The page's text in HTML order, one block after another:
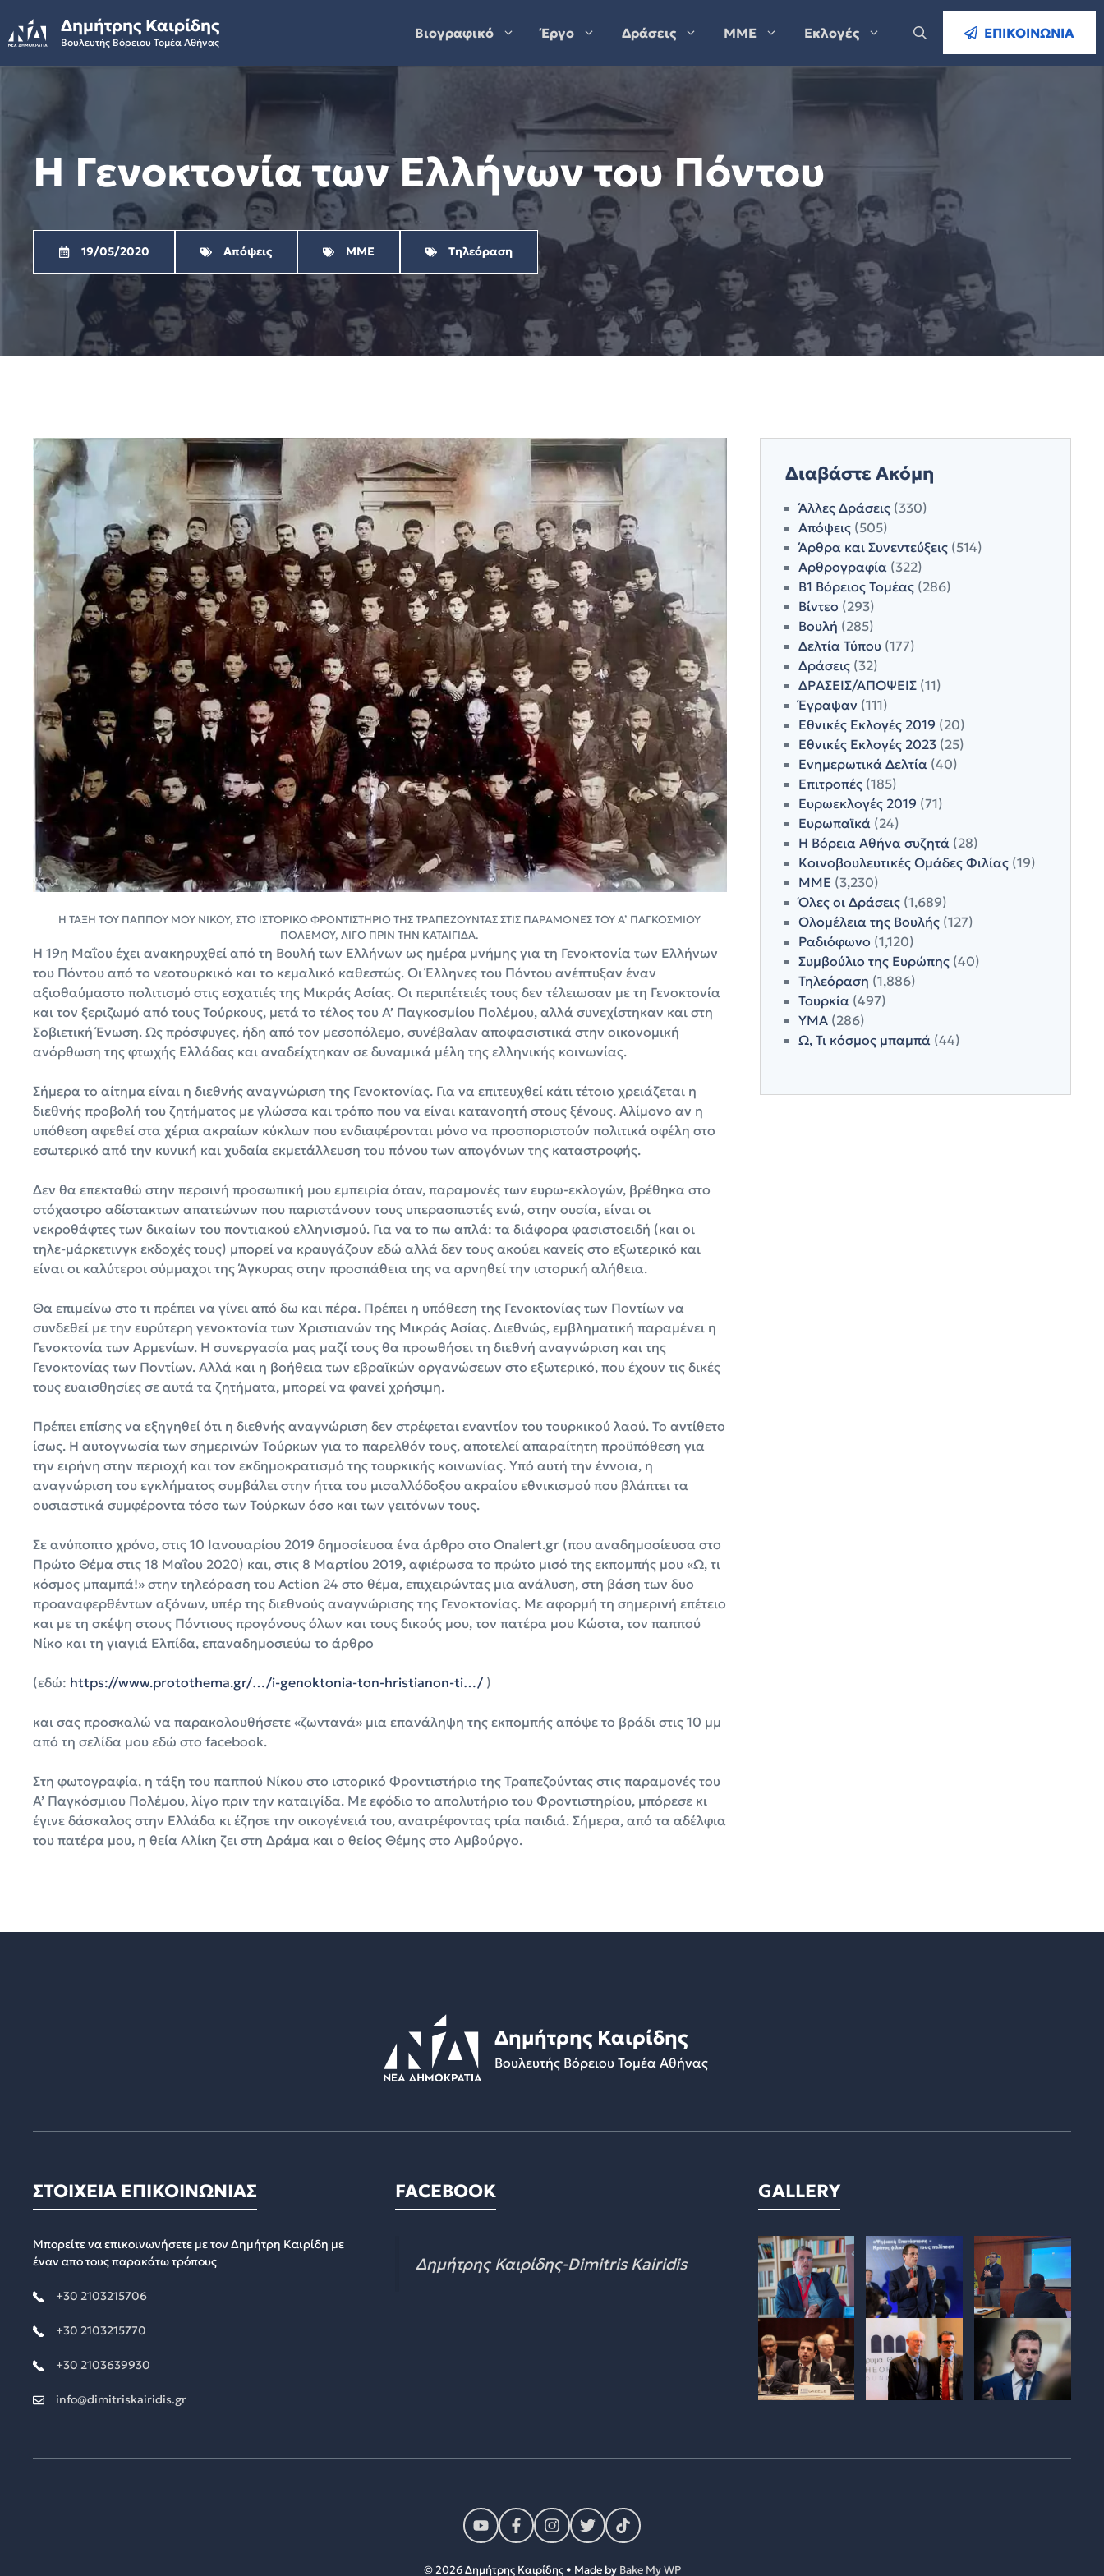
to
content
Δημήτρης Καιρίδης
Βουλευτής Βόρειου Τομέα Αθήνας
Βιογραφικό Έργο Δράσεις ΜΜΕ Εκλογές ΕΠΙΚΟΙΝΩΝΙΑ
Η Γενοκτονία των Ελλήνων του Πόντου
19/05/2020 Απόψεις ΜΜΕ Τηλεόραση
Η ΤΑΞΗ ΤΟΥ ΠΑΠΠΟΥ ΜΟΥ ΝΙΚΟΥ, ΣΤΟ ΙΣΤΟΡΙΚΟ ΦΡΟΝΤΙΣΤΗΡΙΟ ΤΗΣ ΤΡΑΠΕΖΟΥΝΤΑΣ ΣΤΙΣ ΠΑΡΑΜΟΝΕΣ ΤΟΥ Α’ ΠΑΓΚΟΣΜΙΟΥ
ΠΟΛΕΜΟΥ, ΛΙΓΟ ΠΡΙΝ ΤΗΝ ΚΑΤΑΙΓΙΔΑ.
Η 19η Μαΐου έχει ανακηρυχθεί από τη Βουλή των Ελλήνων ως ημέρα μνήμης για τη Γενοκτονία των Ελλήνων
του Πόντου από το νεοτουρκικό και το κεμαλικό καθεστώς. Οι Έλληνες του Πόντου ανέπτυξαν έναν
αξιοθαύμαστο πολιτισμό στις εσχατιές της Μικράς Ασίας. Οι περιπέτειές τους δεν τέλειωσαν με τη Γενοκτονία
και τον ξεριζωμό από τους Τούρκους, μετά το τέλος του Α’ Παγκοσμίου Πολέμου, αλλά συνεχίστηκαν και στη
Σοβιετική Ένωση. Ως πρόσφυγες, ήδη από τον μεσοπόλεμο, συνέβαλαν αποφασιστικά στην οικονομική
ανόρθωση της φτωχής Ελλάδας και αναδείχτηκαν σε δυναμικά μέλη της ελληνικής κοινωνίας.
Σήμερα το αίτημα είναι η διεθνής αναγνώριση της Γενοκτονίας. Για να επιτευχθεί κάτι τέτοιο χρειάζεται η
διεθνής προβολή του ζητήματος με γλώσσα και τρόπο που να είναι κατανοητή στους ξένους. Αλίμονο αν η
υπόθεση αφεθεί στα χέρια ακραίων κύκλων που ενδιαφέρονται μόνο να προσποριστούν πολιτικά οφέλη στο
εσωτερικό από την κυνική και χυδαία εκμετάλλευση του πόνου των απογόνων της καταστροφής.
Δεν θα επεκταθώ στην περσινή προσωπική μου εμπειρία όταν, παραμονές των ευρω-εκλογών, βρέθηκα στο
στόχαστρο αδίστακτων απατεώνων που παριστάνουν τους υπερασπιστές ενώ, στην ουσία, είναι οι
νεκροθάφτες των δικαίων του ποντιακού ελληνισμού. Για να το πω απλά: τα διάφορα φασιστοειδή (και οι
τηλε-μάρκετινγκ εκδοχές τους) μπορεί να κραυγάζουν εδώ αλλά δεν τους ακούει κανείς στο εξωτερικό και
είναι οι καλύτεροι σύμμαχοι της Άγκυρας στην προσπάθεια της να αρνηθεί την ιστορική αλήθεια.
Θα επιμείνω στο τι πρέπει να γίνει από δω και πέρα. Πρέπει η υπόθεση της Γενοκτονίας των Ποντίων να
συνδεθεί με την ευρύτερη γενοκτονία των Χριστιανών της Μικράς Ασίας. Διεθνώς, εμβληματική παραμένει η
Γενοκτονία των Αρμενίων. Η συνεργασία μας μαζί τους θα προωθήσει τη διεθνή αναγνώριση και της
Γενοκτονίας των Ποντίων. Αλλά και η βοήθεια των εβραϊκών οργανώσεων στο εξωτερικό, που έχουν τις δικές
τους ευαισθησίες σε αυτά τα ζητήματα, μπορεί να φανεί χρήσιμη.
Πρέπει επίσης να εξηγηθεί ότι η διεθνής αναγνώριση δεν στρέφεται εναντίον του τουρκικού λαού. Το αντίθετο
ίσως. Η αυτογνωσία των σημερινών Τούρκων για το παρελθόν τους, αποτελεί απαραίτητη προϋπόθεση για
την ειρήνη στην περιοχή και τον εκδημοκρατισμό της τουρκικής κοινωνίας. Υπό αυτή την έννοια, η
αναγνώριση του εγκλήματος συμβάλει στην ήττα του μισαλλόδοξου ακραίου εθνικισμού που βλάπτει τα
ουσιαστικά συμφέροντα τόσο των Τούρκων όσο και των γειτόνων τους.
Σε ανύποπτο χρόνο, στις 10 Ιανουαρίου 2019 δημοσίευσα ένα άρθρο στο Onalert.gr (που αναδημοσίευσα στο
Πρώτο Θέμα στις 18 Μαΐου 2020) και, στις 8 Μαρτίου 2019, αφιέρωσα το πρώτο μισό της εκπομπής μου «Ω, τι
κόσμος μπαμπά!» στην τηλεόραση του Action 24 στο θέμα, επιχειρώντας μια ανάλυση, στη βάση των δυο
προαναφερθέντων αξόνων, υπέρ της διεθνούς αναγνώρισης της Γενοκτονίας. Με αφορμή τη σημερινή επέτειο
και με τη σκέψη στους Πόντιους προγόνους όλων και τους δικούς μου, τον πατέρα μου Κώστα, τον παππού
Νίκο και τη γιαγιά Ελπίδα, επαναδημοσιεύω το άρθρο
(εδώ: https://www.protothema.gr/…/i-genoktonia-ton-hristianon-ti…/ )
και σας προσκαλώ να παρακολουθήσετε «ζωντανά» μια επανάληψη της εκπομπής απόψε το βράδι στις 10 μμ
από τη σελίδα μου εδώ στο facebook.
Στη φωτογραφία, η τάξη του παππού Νίκου στο ιστορικό Φροντιστήριο της Τραπεζούντας στις παραμονές του
Α’ Παγκόσμιου Πολέμου, λίγο πριν την καταιγίδα. Με εφόδιο το απολυτήριο του Φροντιστηρίου, μπόρεσε κι
έγινε δάσκαλος στην Ελλάδα κι έζησε την οικογένειά του, ανατρέφοντας τρία παιδιά. Σήμερα, από τα αδέλφια
του πατέρα μου, η θεία Αλίκη ζει στη Δράμα και ο θείος Θέμης στο Αμβούργο.
Διαβάστε Ακόμη
Άλλες Δράσεις(330)
Απόψεις(505)
Άρθρα και Συνεντεύξεις(514)
Αρθρογραφία(322)
Β1 Βόρειος Τομέας(286)
Βίντεο (293)
Βουλή (285)
Δελτία Τύπου(177)
Δράσεις(32)
ΔΡΑΣΕΙΣ/ΑΠΟΨΕΙΣ(11)
Έγραψαν (111)
Εθνικές Εκλογές 2019 (20)
Εθνικές Εκλογές 2023(25)
Ενημερωτικά Δελτία(40)
Επιτροπές(185)
Ευρωεκλογές 2019 (71)
Ευρωπαϊκά(24)
Η Βόρεια Αθήνα συζητά(28)
Κοινοβουλευτικές Ομάδες Φιλίας(19)
ΜΜΕ (3,230)
Όλες οι Δράσεις(1,689)
Ολομέλεια της Βουλής(127)
Ραδιόφωνο (1,120)
Συμβούλιο της Ευρώπης(40)
Τηλεόραση (1,886)
Τουρκία(497)
ΥΜΑ(286)
Ω, Τι κόσμος μπαμπά(44)
Δημήτρης Καιρίδης
Βουλευτής Βόρειου Τομέα Αθήνας
ΣΤΟΙΧΕΙΑ ΕΠΙΚΟΙΝΩΝΙΑΣ
Μπορείτε να επικοινωνήσετε με τον Δημήτρη Καιρίδη με
έναν απο τους παρακάτω τρόπους
+30 2103215706
+30 2103215770
+30 2103639930
info@dimitriskairidis.gr
FACEBOOK
Δημήτρης Καιρίδης-Dimitris Kairidis
GALLERY
© 2026 Δημήτρης Καιρίδης • Made by Bake My WP